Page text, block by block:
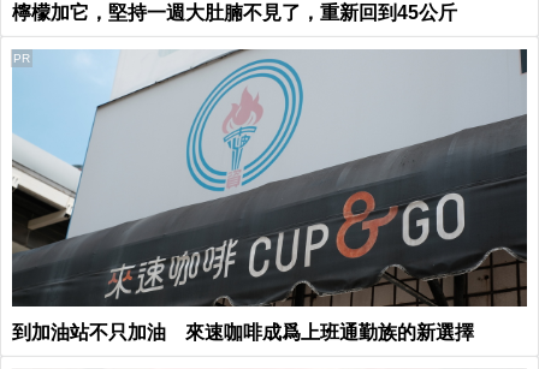
檸檬加它，堅持一週大肚腩不見了，重新回到45公斤
到加油站不只加油 來速咖啡成爲上班通勤族的新選擇
PR